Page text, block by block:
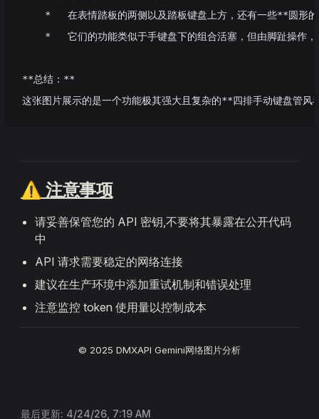
*   在表情踏板的两侧以及踏板键盘上方，还有一些**圆形
*   它们的功能类似于手键盘下的组合活塞，但由脚趾操作
**总结：**
这张图片展示的是一个功能极其强大且复杂的**四排手动键盘管
⚠️ 注意事项
请妥善保管您的 API 密钥,不要将其暴露在公开代码
中
API 请求需要稳定的网络连接
建议在生产环境中添加重试机制和错误处理
注意监控 token 使用量以控制成本
© 2025 DMXAPI Gemini网络图片分析
最后更新: 4/24/26, 7:19 AM